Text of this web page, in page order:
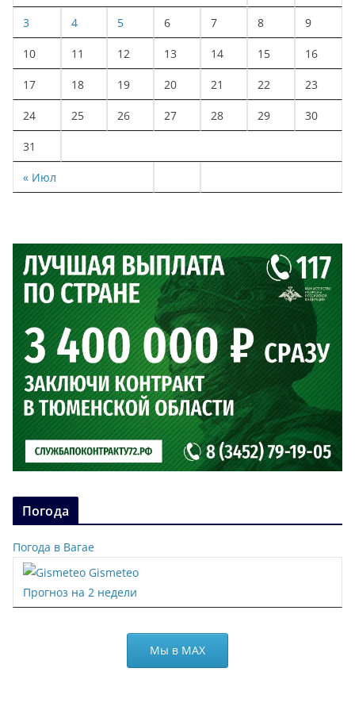
« Июл
3 4 5 6 7 8 9
10 11 12 13 14 15 16
17 18 19 20 21 22 23
24 25 26 27 28 29 30
31
Погода
Погода в Вагае
Gismeteo
Прогноз на 2 недели
Мы в МАХ